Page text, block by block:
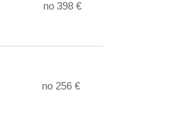
no 398 €
no 256 €